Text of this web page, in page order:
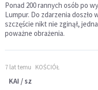
Ponad 200 rannych osób po
Lumpur. Do zdarzenia doszło
szczęście nikt nie zginął,
poważne obrażenia.
7 lat temu KOŚCIÓŁ
KAI / sz